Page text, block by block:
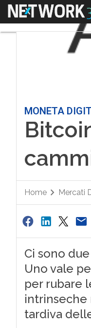
Menu
MONETA
Home Mercati
Ci sono
Uno vale
per rubare
tardiva